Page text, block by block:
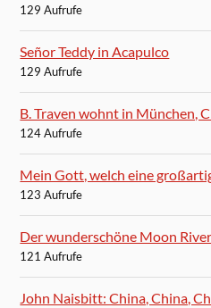
129 Aufrufe
Señor Teddy in Acapulco
129 Aufrufe
B. Traven wohnt in München,
124 Aufrufe
Mein Gott, welch eine
123 Aufrufe
Der wunderschöne Moon River
121 Aufrufe
John Naisbitt: China, China,